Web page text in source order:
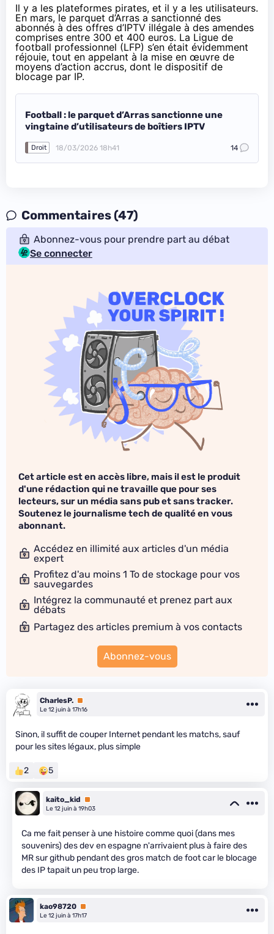
Il y a les plateformes pirates, et il y a les utilisateurs.
En mars, le parquet d’Arras a sanctionné des
abonnés à des offres d’IPTV illégale à des amendes
comprises entre 300 et 400 euros. La Ligue de
football professionnel (LFP) s’en était évidemment
réjouie, tout en appelant à la mise en œuvre de
moyens d’action accrus, dont le dispositif de
blocage par IP.
Football : le parquet d’Arras sanctionne une
vingtaine d’utilisateurs de boîtiers IPTV
Droit 18/03/2026 18h41 14
Commentaires (47)
Abonnez-vous pour prendre part au débat
Se connecter
Cet article est en accès libre, mais il est le produit
d'une rédaction qui ne travaille que pour ses
lecteurs, sur un média sans pub et sans tracker.
Soutenez le journalisme tech de qualité en vous
abonnant.
Accédez en illimité aux articles d'un média
expert
Profitez d'au moins 1 To de stockage pour vos
sauvegardes
Intégrez la communauté et prenez part aux
débats
Partagez des articles premium à vos contacts
Abonnez-vous
CharlesP. Premium
Le 12 juin à 17h16
Sinon, il suffit de couper Internet pendant les matchs, sauf
pour les sites légaux, plus simple
2 5
kaito_kid
Premium
Le 12 juin à 19h03
Ca me fait penser à une histoire comme quoi (dans mes
souvenirs) des dev en espagne n'arrivaient plus à faire des
MR sur github pendant des gros match de foot car le blocage
des IP tapait un peu trop large.
kao98720 Premium
Le 12 juin à 17h17